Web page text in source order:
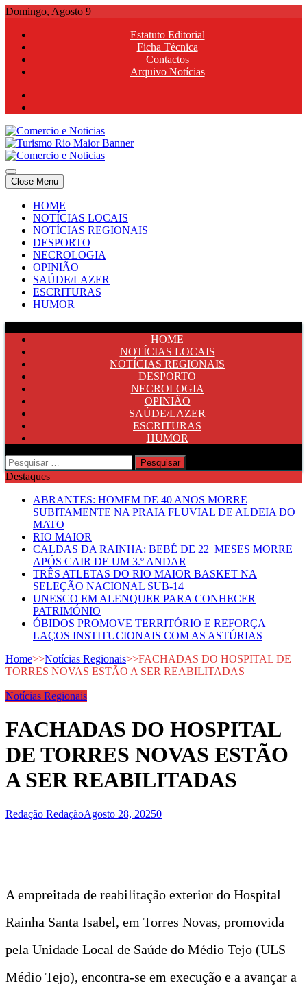
Skip
content
Domingo, Agosto 9
Estatuto Editorial
Ficha Técnica
Contactos
Arquivo Notícias
Comercio e Noticias
Notícias e Publicidade Online
Comercio e Noticias
Notícias e Publicidade Online
Close Menu
HOME
NOTÍCIAS LOCAIS
NOTÍCIAS REGIONAIS
DESPORTO
NECROLOGIA
OPINIÃO
SAÚDE/LAZER
ESCRITURAS
HUMOR
HOME
NOTÍCIAS LOCAIS
NOTÍCIAS REGIONAIS
DESPORTO
NECROLOGIA
OPINIÃO
SAÚDE/LAZER
ESCRITURAS
HUMOR
Pesquisar
por:
Destaques
ABRANTES: HOMEM DE 40 ANOS MORRE
SUBITAMENTE NA PRAIA FLUVIAL DE ALDEIA DO
MATO
RIO MAIOR
CALDAS DA RAINHA: BEBÉ DE 22 MESES MORRE
APÓS CAIR DE UM 3.º ANDAR
TRÊS ATLETAS DO RIO MAIOR BASKET NA
SELEÇÃO NACIONAL SUB-14
UNESCO EM ALENQUER PARA CONHECER
PATRIMÓNIO
ÓBIDOS PROMOVE TERRITÓRIO E REFORÇA
LAÇOS INSTITUCIONAIS COM AS ASTÚRIAS
Home>>Notícias Regionais>>FACHADAS DO HOSPITAL DE
TORRES NOVAS ESTÃO A SER REABILITADAS
Notícias Regionais
FACHADAS DO HOSPITAL
DE TORRES NOVAS ESTÃO
A SER REABILITADAS
Redação RedaçãoAgosto 28, 20250
A empreitada de reabilitação exterior do Hospital
Rainha Santa Isabel, em Torres Novas, promovida
pela Unidade Local de Saúde do Médio Tejo (ULS
Médio Tejo), encontra-se em execução e a avançar a